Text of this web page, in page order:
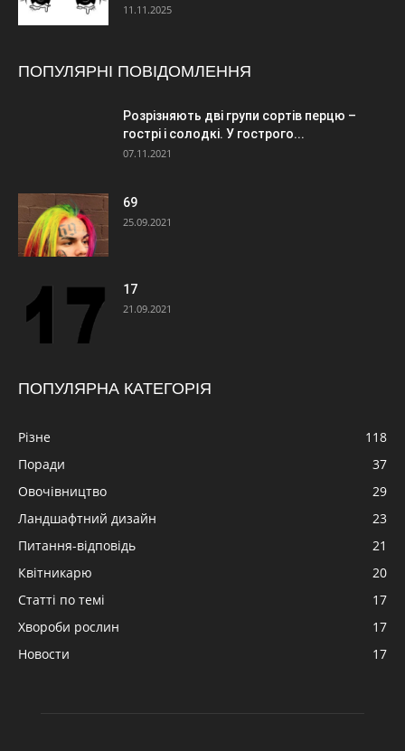
11.11.2025
ПОПУЛЯРНІ ПОВІДОМЛЕННЯ
Розрізняють дві групи сортів перцю –
гострі і солодкі. У гострого...
07.11.2021
69
25.09.2021
17
21.09.2021
ПОПУЛЯРНА КАТЕГОРІЯ
Різне
118
Поради
37
Овочівництво
29
Ландшафтний дизайн
23
Питання-відповідь
21
Квітникарю
20
Статті по темі
17
Хвороби рослин
17
Новости
17